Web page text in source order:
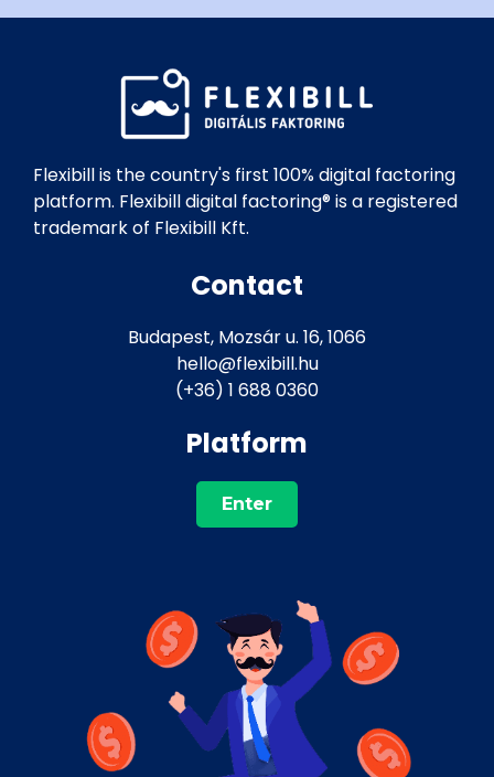
Flexibill is the country's first 100% digital factoring
platform. Flexibill digital factoring® is a registered
trademark of Flexibill Kft.
Contact
Budapest, Mozsár u. 16, 1066
hello@flexibill.hu
(+36) 1 688 0360
Platform
Enter